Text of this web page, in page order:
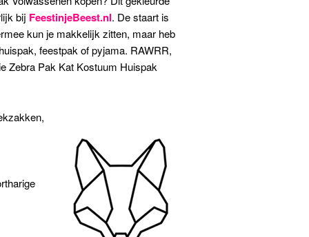
bij FeestinjeBeest.nl. De staart is
kun je makkelijk zitten, maar heb
feestpak of pyjama. RAWRR,
Zebra Pak Kat Kostuum Huispak